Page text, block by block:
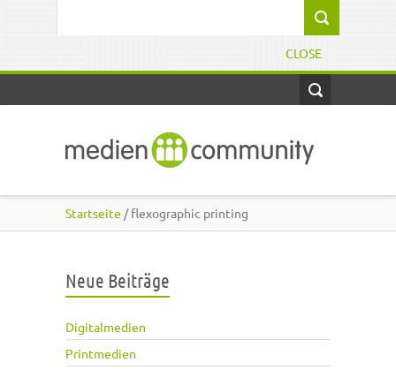
CLOSE
Startseite / flexographic printing
Neue Beiträge
Digitalmedien
Printmedien